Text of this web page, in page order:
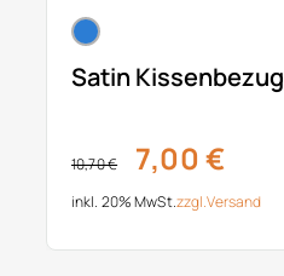
Satin Kissenbezug
10,70 € 7,00 €
inkl. 20% MwSt.zzgl.Versand